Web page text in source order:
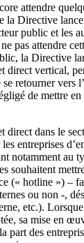
attendre
la Directive
public et les
pas attendre
la Directive
direct vertical,
retourner vers
de mettre en
direct dans le
entreprises
notamment au
souhaitent
(« hotline ») –
ou non -,
etc.).
sa mise en
part des